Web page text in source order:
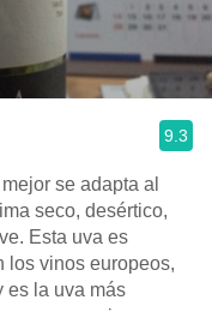
9.3
se adapta al
seco, desértico,
Esta uva es
los vinos europeos,
es la uva más